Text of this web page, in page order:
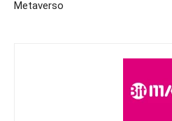
Metaverso